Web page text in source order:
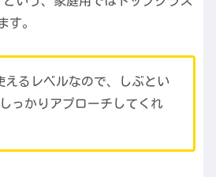
す。
えるレベルなので、しぶとい
っかりアプローチしてくれ